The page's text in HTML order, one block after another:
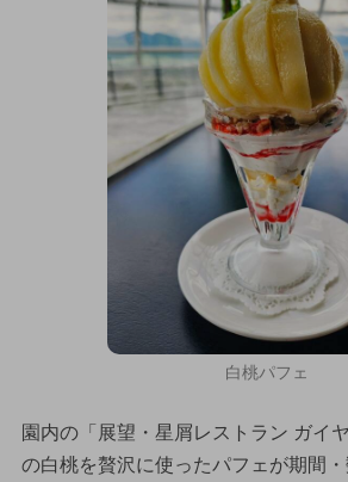
白桃パフェ
園内の「展望・星屑レストラン ガイ
の白桃を贅沢に使ったパフェが期間